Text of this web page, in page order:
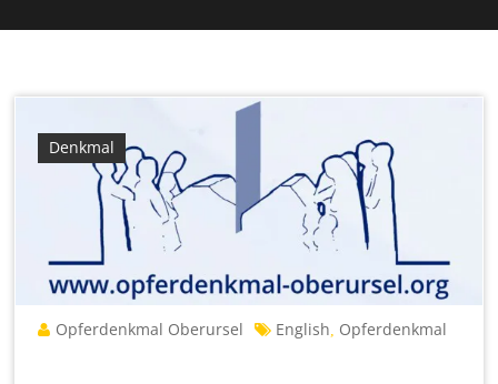
Denkmal
Opferdenkmal Oberursel English Opferdenkmal